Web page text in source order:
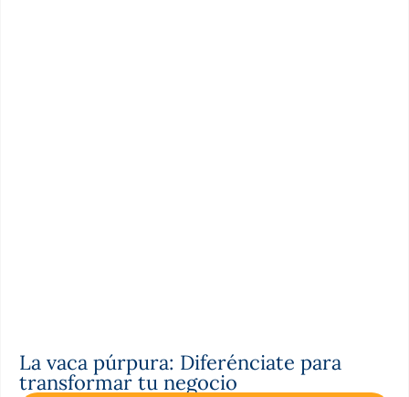
La vaca púrpura: Diferénciate para
transformar tu negocio